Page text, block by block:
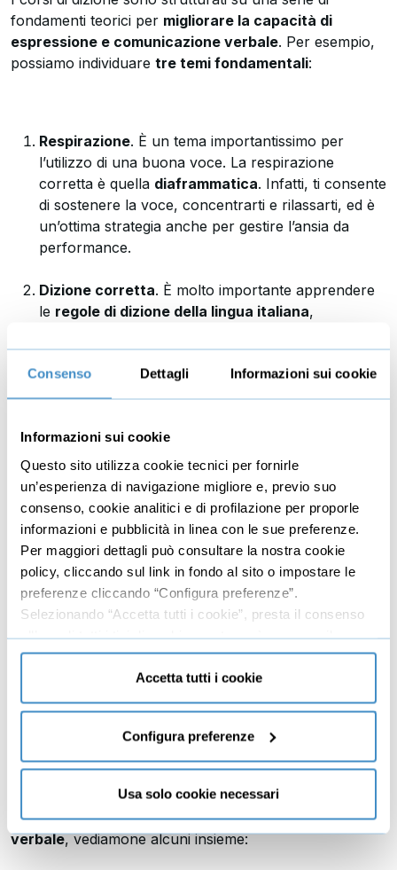
Consenso Dettagli Informazioni sui cookie
Informazioni sui cookie
Questo sito utilizza cookie tecnici per fornirle
un’esperienza di navigazione migliore e, previo suo
consenso, cookie analitici e di profilazione per proporle
informazioni e pubblicità in linea con le sue preferenze.
Per maggiori dettagli può consultare la nostra cookie
policy, cliccando sul link in fondo al sito o impostare le
preferenze cliccando “Configura preferenze”.
Selezionando “Accetta tutti i cookie”, presta il consenso
all’uso di tutti i tipi di cookie mentre può revocare il
consenso cliccando su “Usa solo cookie necessari” e
saranno attivati i soli cookie tecnici necessari al corretto
funzionamento del sito.
Accetta tutti i cookie
Configura preferenze
Usa solo cookie necessari
fondamenti teorici per migliorare la capacità di
espressione e comunicazione verbale. Per esempio,
possiamo individuare tre temi fondamentali:
Respirazione. È un tema importantissimo per
l’utilizzo di una buona voce. La respirazione
corretta è quella diaframmatica. Infatti, ti consente
di sostenere la voce, concentrarti e rilassarti, ed è
un’ottima strategia anche per gestire l’ansia da
performance.
Dizione corretta. È molto importante apprendere
le regole di dizione della lingua italiana,
linguistica (se provieni da un paese straniero) e
articolare bene le parole.
suoni prodotti e recepiti dalle persone durante un
processo di comunicazione verbale. È importante
imparare apronunciare correttamente suoni e
parole , per comunicare in modo chiaro e
comprensibile.
Scopriamo adessosu quali aspetti lavorare
un corso di dizione online.
Quali aspetti della voce si
migliorano frequentando i
corsi di dizione?
I corsi di dizione hanno lo scopo dimigliorare
differenti aspetti della voce e della comunicazione
verbale, vediamone alcuni insieme: